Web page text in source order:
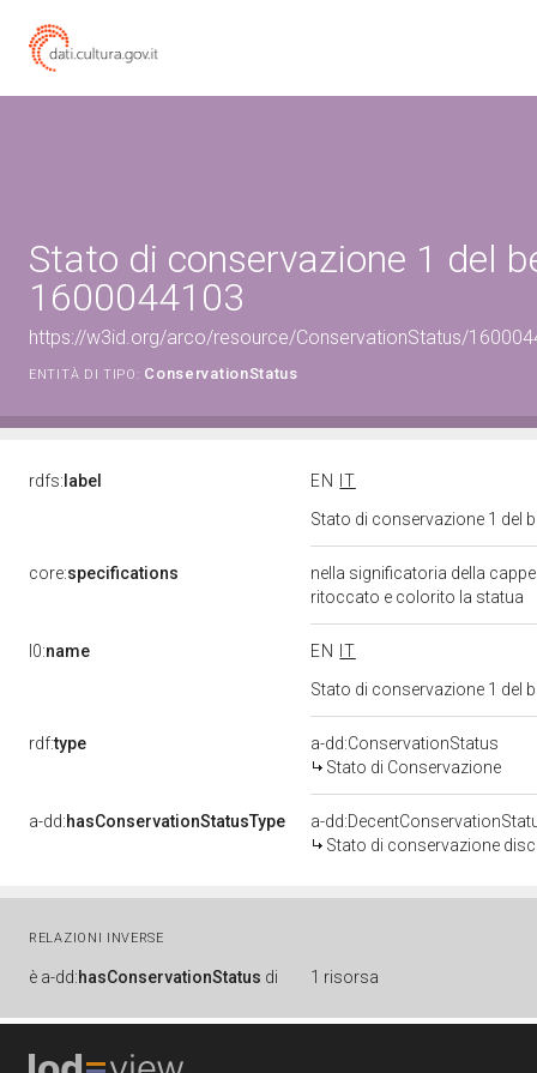
Stato di conservazione 1 del
1600044103
https://w3id.org/arco/resource/ConservationStatus/
ENTITÀ DI TIPO: ConservationStatus
rdfs: label EN
IT
Stato di conservazione 1 del
core:specifications
nella significatoria della
ritoccato e colorito la statua
l0:name EN
IT
Stato di conservazione 1 del
rdf:type
a-dd:ConservationStatus
Stato di Conservazione
a-dd:hasConservationStatusType
a-
Stato di conservazione
RELAZIONI INVERSE
è a-dd:hasConservationStatus di 1 risorsa